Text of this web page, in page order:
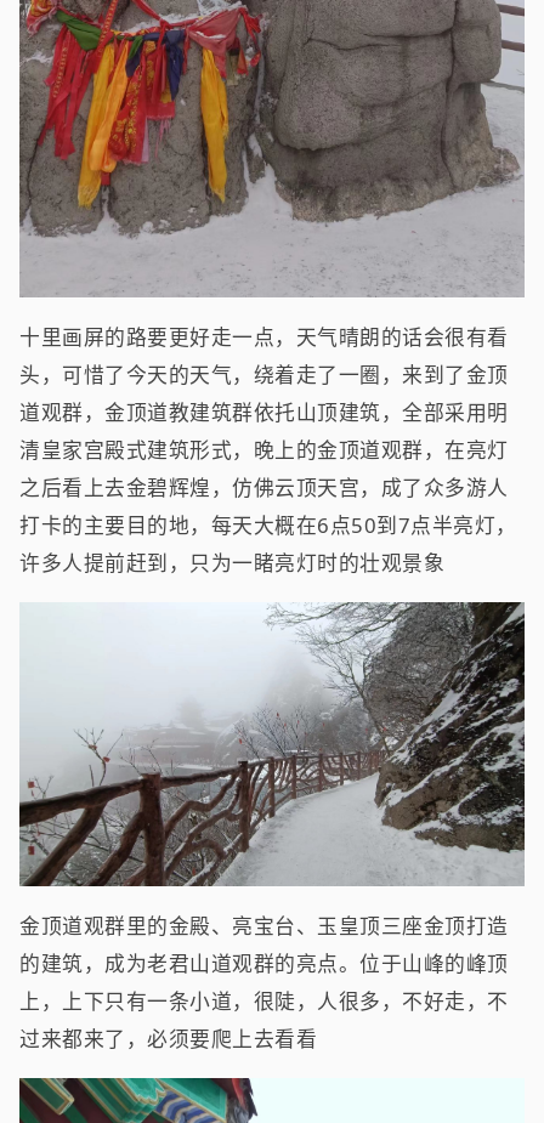
十里画屏的路要更好走一点，天气晴朗的话会很有看
头，可惜了今天的天气，绕着走了一圈，来到了金顶
道观群，金顶道教建筑群依托山顶建筑，全部采用明
清皇家宫殿式建筑形式，晚上的金顶道观群，在亮灯
之后看上去金碧辉煌，仿佛云顶天宫，成了众多游人
打卡的主要目的地，每天大概在6点50到7点半亮灯，
许多人提前赶到，只为一睹亮灯时的壮观景象
金顶道观群里的金殿、亮宝台、玉皇顶三座金顶打造
的建筑，成为老君山道观群的亮点。位于山峰的峰顶
上，上下只有一条小道，很陡，人很多，不好走，不
过来都来了，必须要爬上去看看